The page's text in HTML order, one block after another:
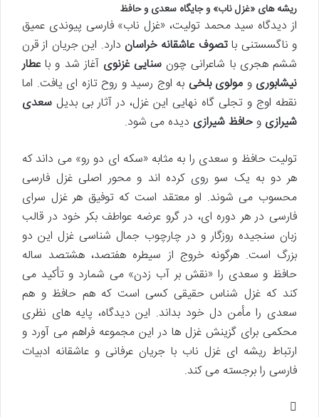
ریشه های «غزل ناب» و جایگاه سعدی و حافظ
از دیدگاه سید محمد تولیت، «غزل ناب» فارسی پیوندی عمیق
و ناگسستنی باتصوف عاشقانه خراسان دارد. این جریان از قرن
ششم هجری با شاعرانی چون سنایی غزنوی آغاز شد و باعطار
نیشابوری و مولوی بلخی به اوج رسید و روح تازه ای یافت. اما
نقطه اوج و تجلی گاه نهایی این غزل، در آثار بی بدیل سعدی
شیرازی وحافظ شیرازی دیده می شود.
تولیت حافظ و سعدی را به مثابه «سکه ای دو رو» می داند که
هر دو به یک سو روی کرده اند و محور اصلی غزل فارسی
محسوب می شوند. او معتقد است که توفیق هر غزل سرای
فارسی در هر دوره ای، در گرو عرضه عواطف بکر خود در قالب
زبان سنجیده روزگار و در چارچوب جمال شناسی غزل این دو
بزرگ است. هرگونه خروج از سیطره هفتصد، هشتصد ساله
حافظ و سعدی را «نقش بر آب زدن» می شمارد و تأکید می
کند که غزل شناس حقیقی کسی است که هم حافظ و هم
سعدی را مأمن دل خود بداند. این دیدگاه، پایه های نظری
محکمی برای گزینش غزل ها در این مجموعه فراهم می آورد و
ارتباط ریشه ای غزل ناب با جریان عرفانی و عاشقانه ادبیات
فارسی را برجسته می کند.